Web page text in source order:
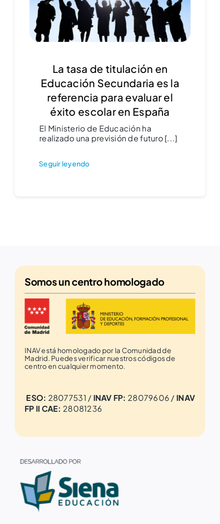
La tasa de titulación en
Educación Secundaria es la
referencia para evaluar el
éxito escolar en España
El Ministerio de Educación ha
realizado una previsión de futuro [...]
Seguir leyendo
Somos uncentro homologado
INAV está homologado por la Comunidad de
Madrid. Puedes verificar nuestros códigos de
centro en cualquier momento.
ESO: 28077531 / INAV FP: 28079606 / INAV
FP II CAE: 28081236